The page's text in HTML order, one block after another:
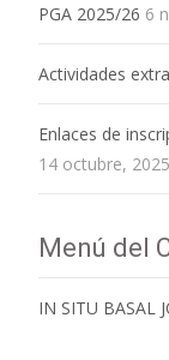
PGA 2025/26 6
Actividades
Enlaces de
14 octubre, 2025
Menú del
IN SITU BASAL